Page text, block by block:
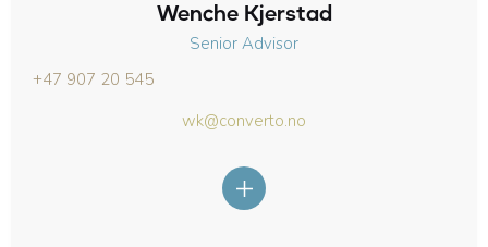
Wenche Kjerstad
Senior Advisor
+47 907 20 545
wk@converto.no